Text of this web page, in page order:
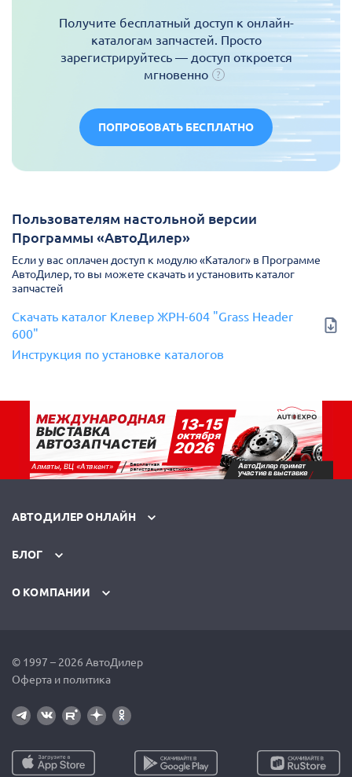
Получите бесплатный доступ к онлайн-
каталогам запчастей. Просто
зарегистрируйтесь — доступ откроется
мгновенно
ПОПРОБОВАТЬ БЕСПЛАТНО
Пользователям настольной версии
Программы «АвтоДилер»
Если у вас оплачен доступ к модулю «Каталог» в Программе
АвтоДилер, то вы можете скачать и установить каталог
запчастей
Скачать каталог Клевер ЖРН-604 "Grass Header
600"
Инструкция по установке каталогов
АВТОДИЛЕР ОНЛАЙН
БЛОГ
О КОМПАНИИ
© 1997 – 2026 АвтоДилер
Оферта и политика